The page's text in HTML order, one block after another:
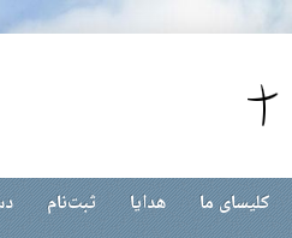
کلیسای ما هدایا ثبت‌نام